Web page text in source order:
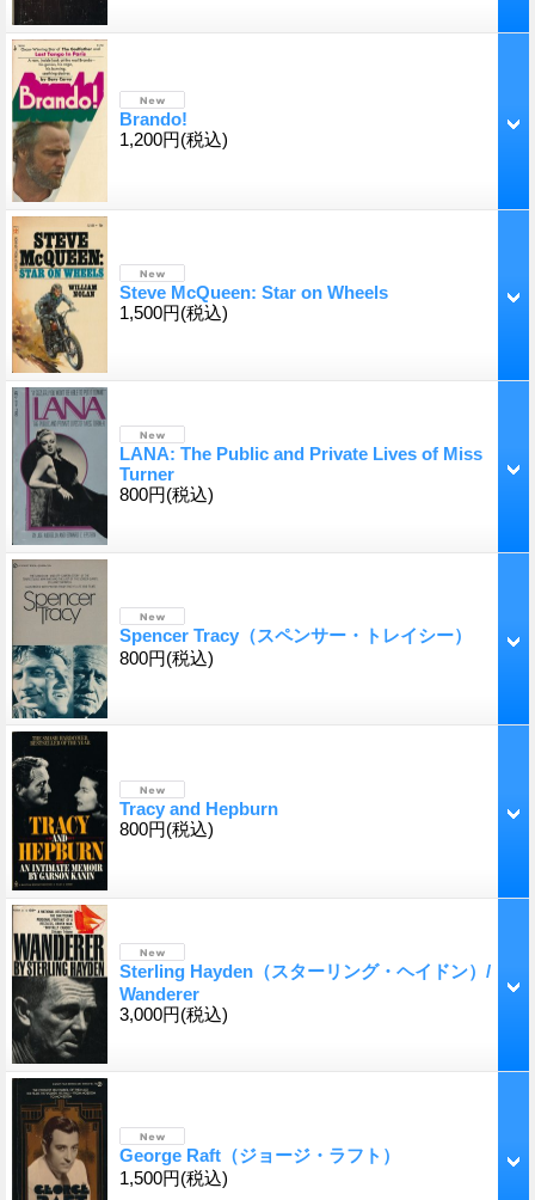
Brando!
1,200円(税込)
Steve McQueen: Star on Wheels
1,500円(税込)
LANA: The Public and Private Lives of Miss
Turner
800円(税込)
Spencer Tracy（スペンサー・トレイシー）
800円(税込)
Tracy and Hepburn
800円(税込)
Sterling Hayden（スターリング・ヘイドン）/
Wanderer
3,000円(税込)
George Raft（ジョージ・ラフト）
1,500円(税込)